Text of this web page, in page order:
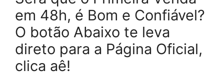
em 48h, é Bom e Confiável?
O botão Abaixo te leva
direto para a Página Oficial,
clica aê!